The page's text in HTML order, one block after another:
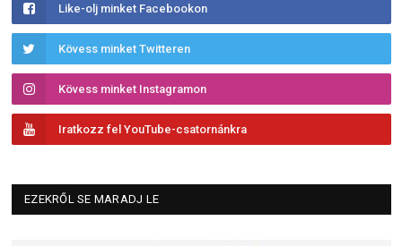
Like-olj minket Facebookon
Kövess minket Twitteren
Kövess minket Instagramon
Iratkozz fel YouTube-csatornánkra
EZEKRŐL SE MARADJ LE